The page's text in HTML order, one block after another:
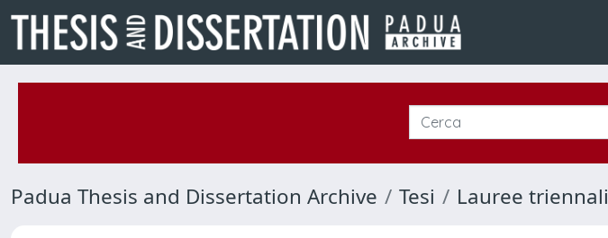
Padua Thesis and Dissertation Archive Tesi Lauree triennali